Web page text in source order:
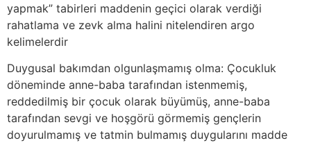
yapmak” tabirleri maddenin geçici olarak verdiği
rahatlama ve zevk alma halini nitelendiren argo
kelimelerdir
Duygusal bakımdan olgunlaşmamış olma: Çocukluk
döneminde anne-baba tarafından istenmemiş,
reddedilmiş bir çocuk olarak büyümüş, anne-baba
tarafından sevgi ve hoşgörü görmemiş gençlerin
doyurulmamış ve tatmin bulmamış duygularını madde